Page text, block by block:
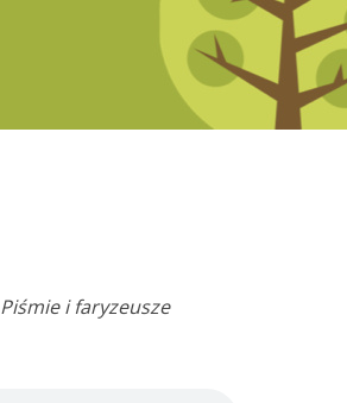
i faryzeusze